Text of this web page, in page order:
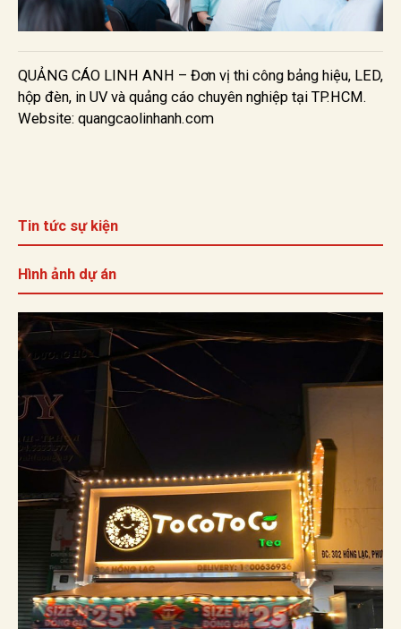
QUẢNG CÁO LINH ANH – Đơn vị thi công bảng hiệu, LED,
hộp đèn, in UV và quảng cáo chuyên nghiệp tại TP.HCM.
Website: quangcaolinhanh.com
Tin tức sự kiện
Hình ảnh dự án